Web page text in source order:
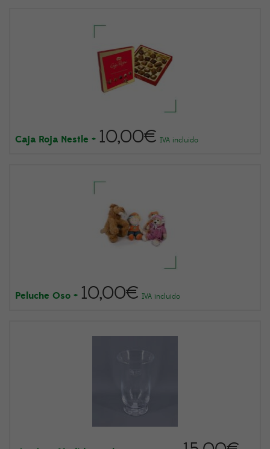
Caja Roja Nestle + 10,00€ IVA incluido
Peluche Oso + 10,00€ IVA incluido